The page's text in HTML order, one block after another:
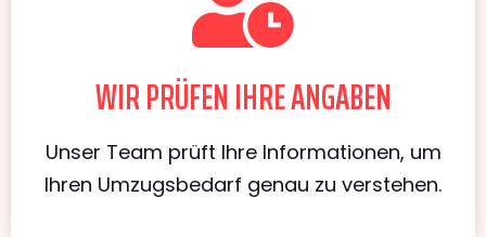
WIR PRÜFEN IHRE ANGABEN
Unser Team prüft Ihre Informationen, um
Ihren Umzugsbedarf genau zu verstehen.